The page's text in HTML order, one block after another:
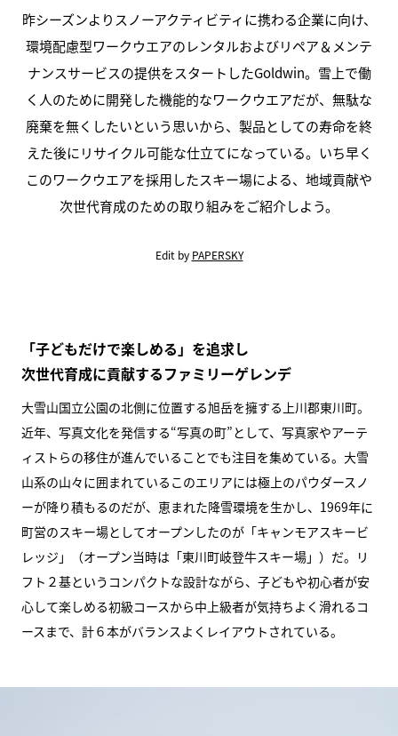
昨シーズンよりスノーアクティビティに携わる企業に向け、
環境配慮型ワークウエアのレンタルおよびリペア＆メンテ
ナンスサービスの提供をスタートしたGoldwin。雪上で働
く人のために開発した機能的なワークウエアだが、無駄な
廃棄を無くしたいという思いから、製品としての寿命を終
えた後にリサイクル可能な仕立てになっている。いち早く
このワークウエアを採用したスキー場による、地域貢献や
次世代育成のための取り組みをご紹介しよう。
Edit by PAPERSKY
「子どもだけで楽しめる」を追求し
次世代育成に貢献するファミリーゲレンデ
大雪山国立公園の北側に位置する旭岳を擁する上川郡東川町。
近年、写真文化を発信する“写真の町”として、写真家やアーテ
ィストらの移住が進んでいることでも注目を集めている。大雪
山系の山々に囲まれているこのエリアには極上のパウダースノ
ーが降り積もるのだが、恵まれた降雪環境を生かし、1969年に
町営のスキー場としてオープンしたのが「キャンモアスキービ
レッジ」（オープン当時は「東川町岐登牛スキー場」）だ。リ
フト２基というコンパクトな設計ながら、子どもや初心者が安
心して楽しめる初級コースから中上級者が気持ちよく滑れるコ
ースまで、計６本がバランスよくレイアウトされている。